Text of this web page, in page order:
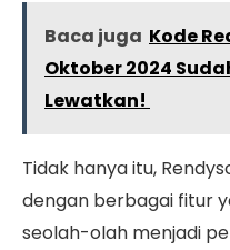
Baca juga Kode
Oktober 2024
Lewatkan!
Tidak hanya itu,
dengan berbagai fitur
seolah-olah menjadi